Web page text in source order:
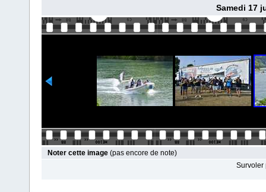
Samedi 17
Noter cette image (pas encore de note)
Survoler